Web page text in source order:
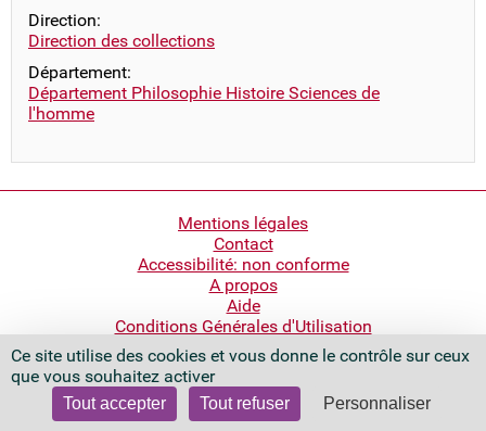
Ce site utilise des cookies et vous donne le contrôle sur ceux
que vous souhaitez activer
Tout accepter Tout refuser Personnaliser
Direction:
Direction des collections
Département:
Département Philosophie Histoire Sciences de
l'homme
Mentions légales
Contact
Accessibilité: non conforme
A propos
Aide
Conditions Générales d'Utilisation
Bibliothèque nationale de France
Quai François Mauriac
75706 Paris Cedex 13 - France